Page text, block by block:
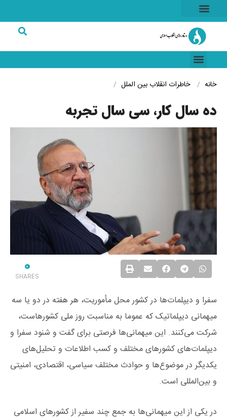
خانه خاطرات انقلاببین الملل
ده سال کار، سی سال تجربه
0
SHARES
سفرا و دیپلمات‌ها در کشور محل مأموریت، هر هفته در دو یا سه
میهمانی دیپلماتیک که عموما به مناسبت روز ملی کشورهاست،
شرکت می‌کنند. این میهمانی‌ها فرصتی برای گفت و شنود سفرا و
دیپلمات‌های کشورهای مختلف و کسب اطلاعات و تحلیل‌های
یکدیگر در موضوع‌ها و حوادث مختلف سیاسی، اقتصادی، امنیتی
و بین‌المللی است.
در یکی از این میهمانی‌ها به جمع چند سفیر از کشورهای اسلامی